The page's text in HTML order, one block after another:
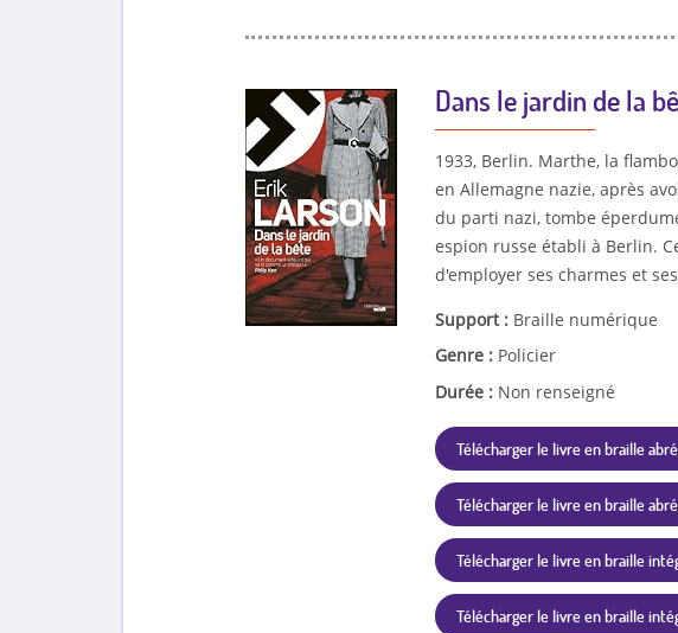
Dans le jardin de la
1933, Berlin. Marthe, la
en Allemagne nazie, après
du parti nazi, tombe
espion russe établi à Berlin.
d'employer ses charmes et
Support : Braille numérique
Genre : Policier
Durée : Non renseigné
Télécharger le livre en braille
Télécharger le livre en braille
Télécharger le livre en braille
Télécharger le livre en braille